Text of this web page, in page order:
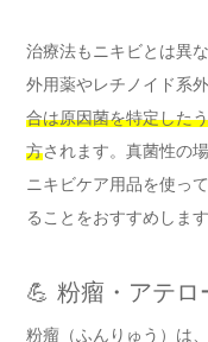
治療法もニキビとは異
外用薬やレチノイド系
合は原因菌を特定した
方されます。真菌性の
ニキビケア用品を使っ
ることをおすすめします
💪 粉瘤・アテロ
粉瘤（ふんりゅう）は